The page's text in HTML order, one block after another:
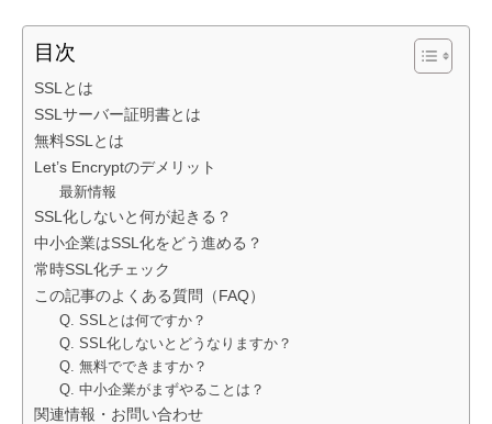
目次
SSLとは
SSLサーバー証明書とは
無料SSLとは
Let’s Encryptのデメリット
最新情報
SSL化しないと何が起きる？
中小企業はSSL化をどう進める？
常時SSL化チェック
この記事のよくある質問（FAQ）
Q. SSLとは何ですか？
Q. SSL化しないとどうなりますか？
Q. 無料でできますか？
Q. 中小企業がまずやることは？
関連情報・お問い合わせ